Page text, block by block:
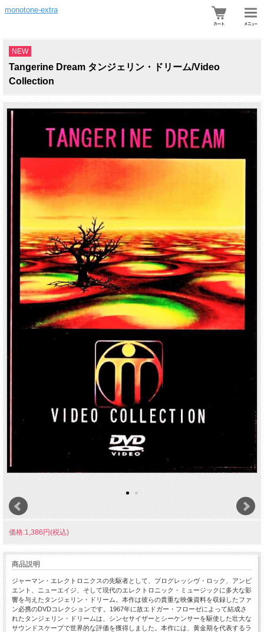
monotone-extra
NEW
Tangerine Dream タンジェリン・ドリーム/Video
Collection
価格:1,386円(税込)
商品説明
ジャーマン・エレクトロニクスの先駆者として、プログレッシヴ・ロック、アンビ
エント、ニューエイジ、そして現代のエレクトロニック・ミュージックに多大な影
響を与えたタンジェリン・ドリーム。本作は彼らの貴重な映像資料を収録したファ
ン必携のDVDコレクションです。1967年に故エドガー・フローゼによって結成さ
れたタンジェリン・ドリームは、シンセサイザーとシーケンサーを駆使した壮大な
サウンドスケープで世界的な評価を獲得しました。本作には、黄金期を代表するラ